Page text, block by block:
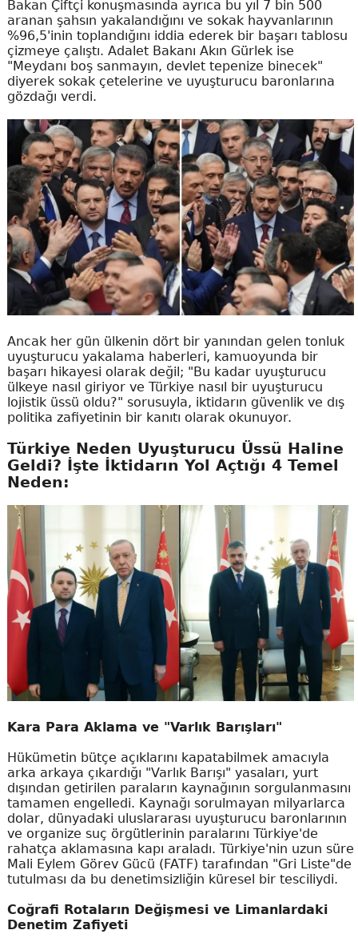
Bakan Çiftçi konuşmasında ayrıca bu yıl 7 bin 500
aranan şahsın yakalandığını ve sokak hayvanlarının
%96,5'inin toplandığını iddia ederek bir başarı tablosu
çizmeye çalıştı. Adalet Bakanı Akın Gürlek ise
"Meydanı boş sanmayın, devlet tepenize binecek"
diyerek sokak çetelerine ve uyuşturucu baronlarına
gözdağı verdi.
Ancak her gün ülkenin dört bir yanından gelen tonluk
uyuşturucu yakalama haberleri, kamuoyunda bir
başarı hikayesi olarak değil; "Bu kadar uyuşturucu
ülkeye nasıl giriyor ve Türkiye nasıl bir uyuşturucu
lojistik üssü oldu?" sorusuyla, iktidarın güvenlik ve dış
politika zafiyetinin bir kanıtı olarak okunuyor.
Türkiye Neden Uyuşturucu Üssü Haline
Geldi? İşte İktidarın Yol Açtığı 4 Temel
Neden:
Kara Para Aklama ve "Varlık Barışları"
Hükümetin bütçe açıklarını kapatabilmek amacıyla
arka arkaya çıkardığı "Varlık Barışı" yasaları, yurt
dışından getirilen paraların kaynağının sorgulanmasını
tamamen engelledi. Kaynağı sorulmayan milyarlarca
dolar, dünyadaki uluslararası uyuşturucu baronlarının
ve organize suç örgütlerinin paralarını Türkiye'de
rahatça aklamasına kapı araladı. Türkiye'nin uzun süre
Mali Eylem Görev Gücü (FATF) tarafından "Gri Liste"de
tutulması da bu denetimsizliğin küresel bir tesciliydi.
Coğrafi Rotaların Değişmesi ve Limanlardaki
Denetim Zafiyeti